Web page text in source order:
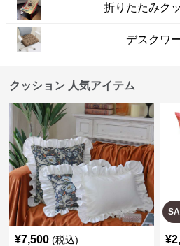
折りたたみク
デスクワ
クッション 人気アイテム
¥7,500 (税込) ¥